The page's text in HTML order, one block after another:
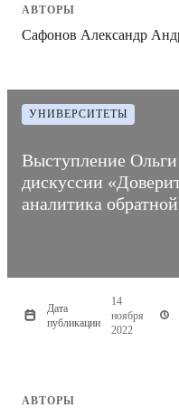
АВТОРЫ
Сафонов Александр
УНИВЕРСИТЕТЫ
Выступление
дискуссии
аналитика
Дата
публикации
14
ноября
2022
АВТОРЫ